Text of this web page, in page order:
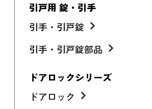
引戸用 錠・引手
引手・引戸錠
引手・引戸錠部品
ドアロックシリーズ
ドアロック